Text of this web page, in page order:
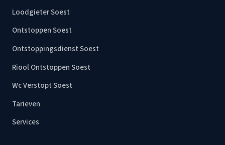
Loodgieter Soest
Ontstoppen Soest
Ontstoppingsdienst Soest
Riool Ontstoppen Soest
Wc Verstopt Soest
Tarieven
Services